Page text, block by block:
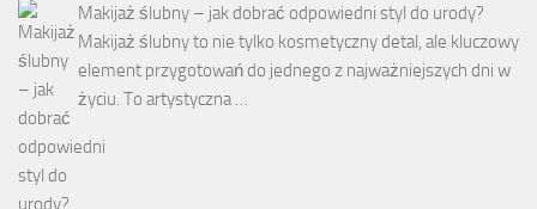
Makijaż ślubny – jak dobrać odpowiedni styl do urody?
Makijaż ślubny to nie tylko kosmetyczny detal, ale kluczowy
element przygotowań do jednego z najważniejszych dni w
życiu. To artystyczna …